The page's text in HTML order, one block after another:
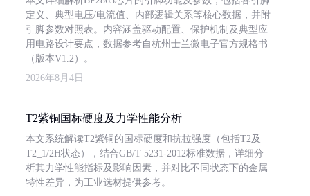
定义、典型电压/电流值、内部逻辑关系等核心数据，并附
引脚参数对照表。内容涵盖驱动配置、保护机制及典型应
用电路设计要点，数据参考自杭州士兰微电子官方规格书
（版本V1.2）。
2026年8月4日
T2紫铜国标硬度及力学性能分析
本文系统解读T2紫铜的国标硬度和抗拉强度（包括T2及
T2_1/2H状态），结合GB/T 5231-2012标准数据，详细分
析其力学性能指标及影响因素，并对比不同状态下的金属
特性差异，为工业选材提供参考。